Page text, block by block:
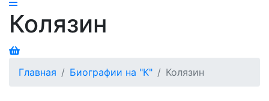
Колязин
Главная Биографии на "К" Колязин